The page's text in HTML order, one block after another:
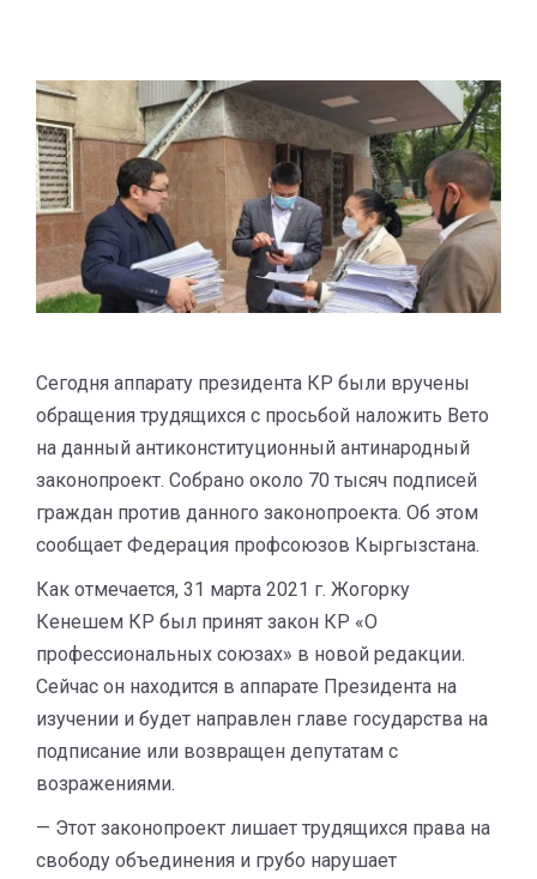
Сегодня аппарату президента КР были вручены
обращения трудящихся с просьбой наложить Вето
на данный антиконституционный антинародный
законопроект. Собрано около 70 тысяч подписей
граждан против данного законопроекта. Об этом
сообщает Федерация профсоюзов Кыргызстана.
Как отмечается, 31 марта 2021 г. Жогорку
Кенешем КР был принят закон КР «О
профессиональных союзах» в новой редакции.
Сейчас он находится в аппарате Президента на
изучении и будет направлен главе государства на
подписание или возвращен депутатам с
возражениями.
— Этот законопроект лишает трудящихся права на
свободу объединения и грубо нарушает